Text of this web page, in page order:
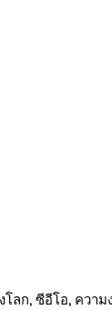
, ซีอีโอ, ความง